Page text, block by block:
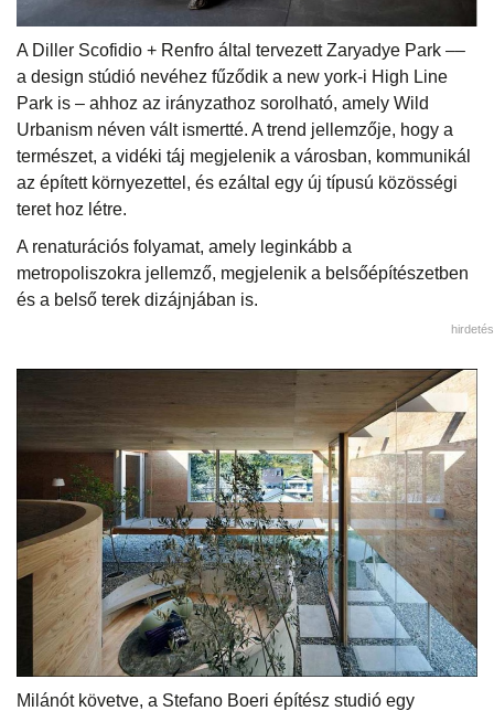
A Diller Scofidio + Renfro által tervezett Zaryadye Park ––
a design stúdió nevéhez fűződik a new york-i High Line
Park is – ahhoz az irányzathoz sorolható, amely Wild
Urbanism néven vált ismertté. A trend jellemzője, hogy a
természet, a vidéki táj megjelenik a városban, kommunikál
az épített környezettel, és ezáltal egy új típusú közösségi
teret hoz létre.
A renaturációs folyamat, amely leginkább a
metropoliszokra jellemző, megjelenik a belsőépítészetben
és a belső terek dizájnjában is.
hirdetés
Milánót követve, a Stefano Boeri építész studió egy